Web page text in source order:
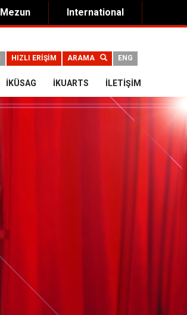
Mezun International
ENG
ARAMA
HIZLI ERİŞİM
İKÜSAG İKUARTS İLETIŞIM